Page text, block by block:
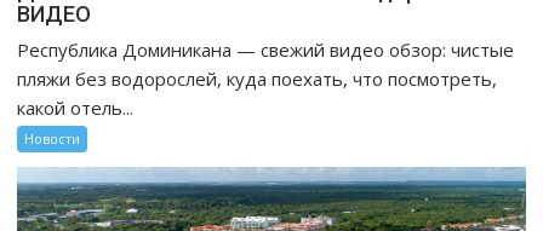
ВИДЕО
Республика Доминикана — свежий видео обзор: чистые
пляжи без водорослей, куда поехать, что посмотреть,
какой отель...
Новости